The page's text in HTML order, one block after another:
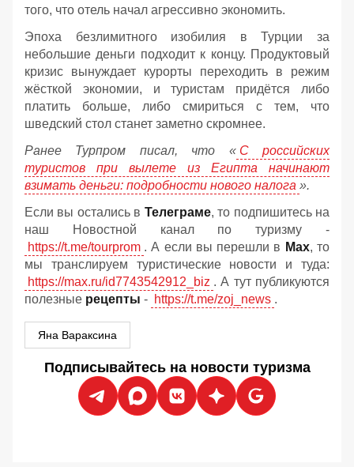
того, что отель начал агрессивно экономить.
Эпоха безлимитного изобилия в Турции за
небольшие деньги подходит к концу. Продуктовый
кризис вынуждает курорты переходить в режим
жёсткой экономии, и туристам придётся либо
платить больше, либо смириться с тем, что
шведский стол станет заметно скромнее.
Ранее Турпром писал, что « С российских
туристов при вылете из Египта начинают
взимать деньги: подробности нового налога ».
Если вы остались в Телеграме, то подпишитесь на
наш Новостной канал по туризму -
https://t.me/tourprom . А если вы перешли в Мах, то
мы транслируем туристические новости и туда:
https://max.ru/id7743542912_biz . А тут публикуются
полезные рецепты - https://t.me/zoj_news .
Яна Вараксина
Подписывайтесь на новости туризма